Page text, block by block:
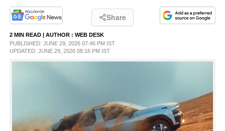
PHOTOS
LIFESTYLE
Share
2 MIN READ | AUTHOR : WEB DESK
PUBLISHED: JUNE 29, 2026 07:46 PM IST
UPDATED: JUNE 29, 2026 08:16 PM IST